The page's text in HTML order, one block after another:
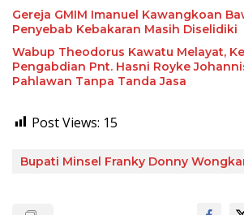
Gereja GMIM Imanuel Kawangkoan
Penyebab Kebakaran Masih Diselidiki
Wabup Theodorus Kawatu Melayat,
Pengabdian Pnt. Hasni Royke
Pahlawan Tanpa Tanda Jasa
Post Views: 15
Bupati Minsel Franky Donny